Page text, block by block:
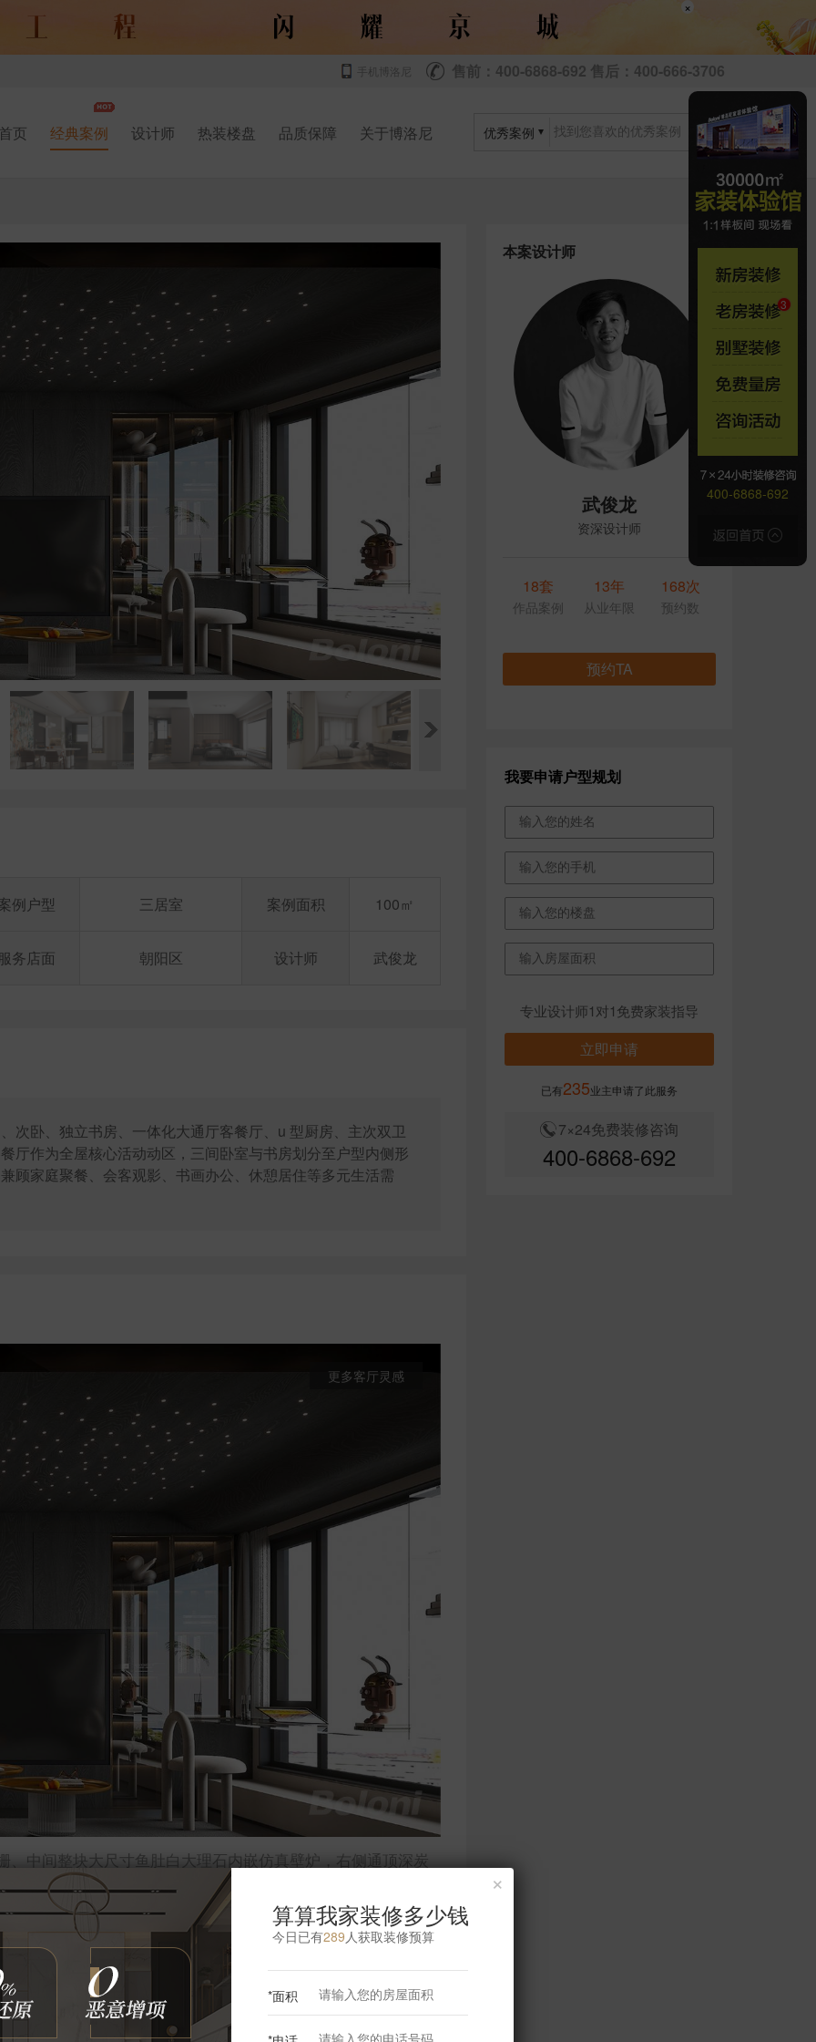
×
手机博洛尼 售前：400-6868-692 售后：400-666-3706
页 经典案例 设计师 热装楼盘 品质保障 关于博洛尼 优秀案例
点击浏览下一张
例户型
务店面
三居室
朝阳区
案例面积
设计师
100㎡
武俊龙
次卧、独立书房、一体化大通厅客餐厅、u 型厨房、主次双卫
厅作为全屋核心活动动区，三间卧室与书房划分至户型内侧形
顾家庭聚餐、会客观影、书画办公、休憩居住等多元生活需
更多客厅灵感
中间整块大尺寸鱼肚白大理石内嵌仿真壁炉，右侧通顶深炭
大面积落地窗搭配飘窗，摆放潮玩雕塑、艺术摆件，强化空
本案设计师
武俊龙
资深设计师
168次
预约数
13年
从业年限
18套
作品案例
预约TA
我要申请户型规划
专业设计师1对1免费家装指导
立即申请
已有235业主申请了此服务
7×24免费装修咨询
400-6868-692
400-6868-692
×
算算我家装修多少钱
今日已有289 人获取装修预算
*面积